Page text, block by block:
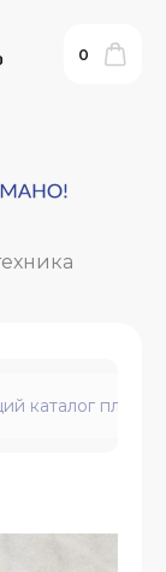
0
каталог плитки